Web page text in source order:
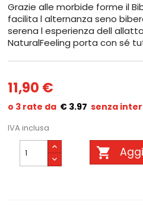
Grazie alle morbide forme il
facilita l alternanza seno
serena l esperienza dell
NaturalFeeling porta con sé
11,90 €
€ 3.97
IVA inclusa
